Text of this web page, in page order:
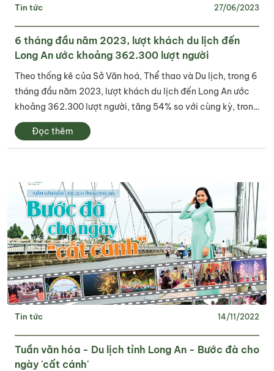
Tin tức 27/06/2023
6 tháng đầu năm 2023, lượt khách du lịch đến
Long An ước khoảng 362.300 lượt người
Theo thống kê của Sở Văn hoá, Thể thao và Du lịch, trong 6
tháng đầu năm 2023, lượt khách du lịch đến Long An ước
khoảng 362.300 lượt người, tăng 54% so với cùng kỳ, trong
đó có khoảng 7.700 lượt khách quốc tế, doanh thu ước đạt
174 tỷ đồng, tăng 39%...
Đọc thêm
Tin tức 14/11/2022
Tuần văn hóa - Du lịch tỉnh Long An - Bước đà cho
ngày 'cất cánh'